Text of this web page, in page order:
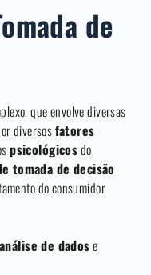
de
que envolve diversas
diversosfatores
psicológicosdo
tomada de decisão
do consumidor
análise de dadose